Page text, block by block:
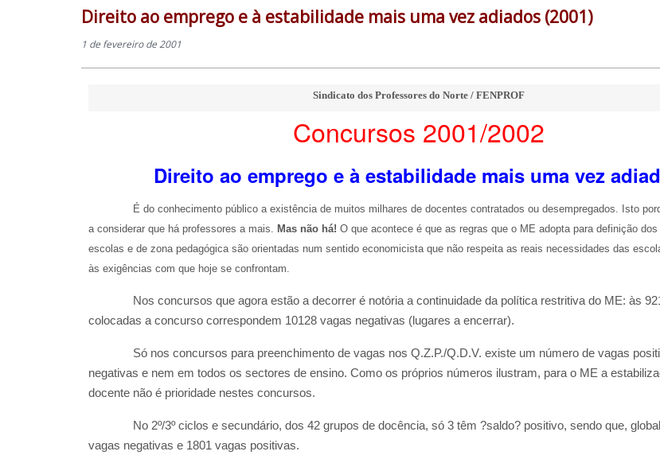
Direito ao emprego e à estabilidade mais uma vez adiados (2001)
1 de fevereiro de 2001
Sindicato dos Professores do Norte / FENPROF
Concursos 2001/2002
Direito ao emprego e à estabilidade mais uma vez
É do conhecimento público a existência de muitos milhares de docentes contratados ou desempregados. Isto
a considerar que há professores a mais. Mas não há! O que acontece é que as regras que o ME adopta para definição dos
escolas e de zona pedagógica são orientadas num sentido economicista que não respeita as reais necessidades das
às exigências com que hoje se confrontam.
Nos concursos que agora estão a decorrer é notória a continuidade da política restritiva do ME: às
colocadas a concurso correspondem 10128 vagas negativas (lugares a encerrar).
Só nos concursos para preenchimento de vagas nos Q.Z.P./Q.D.V. existe um número de vagas
negativas e nem em todos os sectores de ensino. Como os próprios números ilustram, para o ME a
docente não é prioridade nestes concursos.
No 2º/3º ciclos e secundário, dos 42 grupos de docência, só 3 têm ?saldo? positivo, sendo que,
vagas negativas e 1801 vagas positivas.